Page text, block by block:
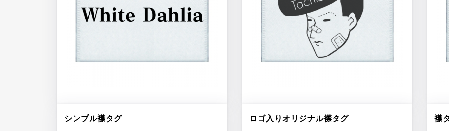
シンプル襟タグ ロゴ入りオリジナル襟タグ 襟